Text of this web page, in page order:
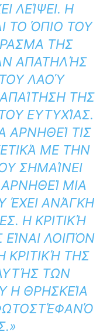
ΛΕΊΨΕΙ. Η
ΤΟ ΌΠΙΟ ΤΟΥ
ΤΗΣ
ΑΠΑΤΗΛΉΣ
ΛΑΟΎ
ΤΗΣ
ΕΥΤΥΧΊΑΣ.
ΑΡΝΗΘΕΊ ΤΙΣ
ΜΕ ΤΗΝ
ΣΗΜΑΊΝΕΙ
ΜΙΑ
ΈΧΕΙ ΑΝΆΓΚΗ
Η ΚΡΙΤΙΚΉ
ΛΟΙΠΌΝ
ΚΡΙΤΙΚΉ ΤΗΣ
ΤΩΝ
Η ΘΡΗΣΚΕΊΑ